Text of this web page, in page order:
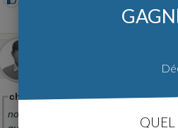
Super
choukinette68 a écrit:
nous n'avons pas de terrain, en fait
QUEL